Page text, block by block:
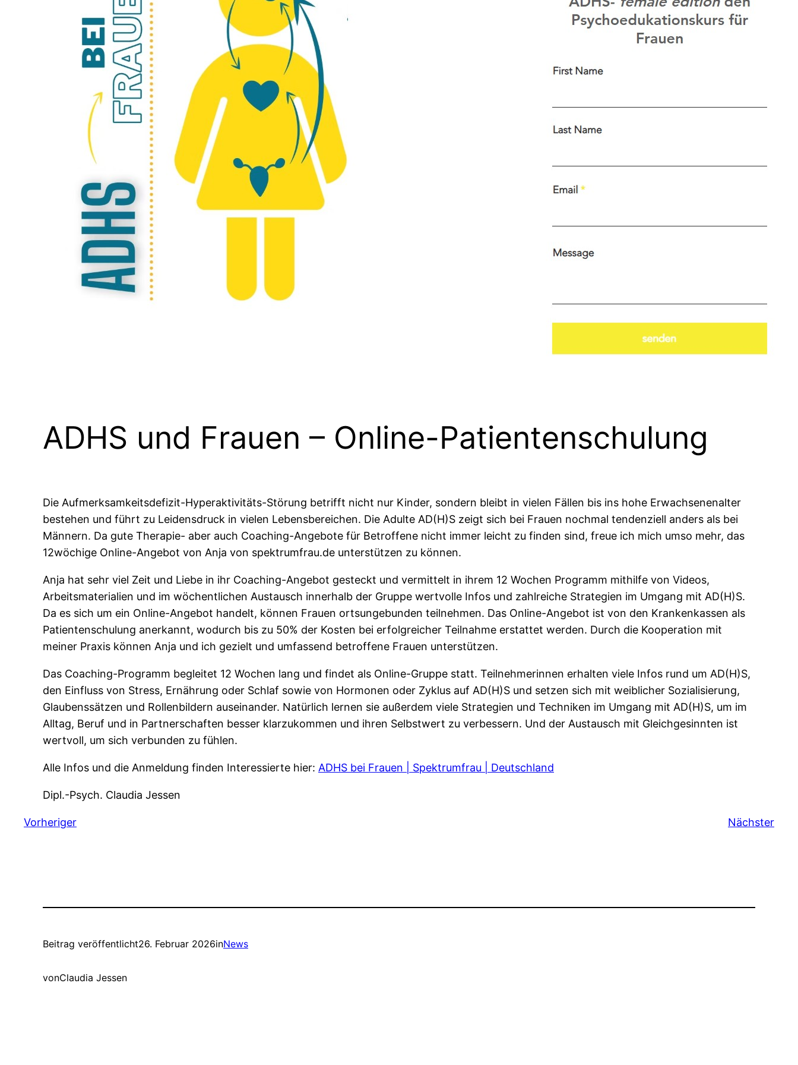
ADHS und Frauen – Online-Patientenschulung
Die Aufmerksamkeitsdefizit-Hyperaktivitäts-Störung betrifft nicht nur Kinder, sondern bleibt in vielen Fällen bis ins hohe Erwachsenenalter
bestehen und führt zu Leidensdruck in vielen Lebensbereichen. Die Adulte AD(H)S zeigt sich bei Frauen nochmal tendenziell anders als bei
Männern. Da gute Therapie- aber auch Coaching-Angebote für Betroffene nicht immer leicht zu finden sind, freue ich mich umso mehr, das
12wöchige Online-Angebot von Anja von spektrumfrau.de unterstützen zu können.
Anja hat sehr viel Zeit und Liebe in ihr Coaching-Angebot gesteckt und vermittelt in ihrem 12 Wochen Programm mithilfe von Videos,
Arbeitsmaterialien und im wöchentlichen Austausch innerhalb der Gruppe wertvolle Infos und zahlreiche Strategien im Umgang mit AD(H)S.
Da es sich um ein Online-Angebot handelt, können Frauen ortsungebunden teilnehmen. Das Online-Angebot ist von den Krankenkassen als
Patientenschulung anerkannt, wodurch bis zu 50% der Kosten bei erfolgreicher Teilnahme erstattet werden. Durch die Kooperation mit
meiner Praxis können Anja und ich gezielt und umfassend betroffene Frauen unterstützen.
Das Coaching-Programm begleitet 12 Wochen lang und findet als Online-Gruppe statt. Teilnehmerinnen erhalten viele Infos rund um AD(H)S,
den Einfluss von Stress, Ernährung oder Schlaf sowie von Hormonen oder Zyklus auf AD(H)S und setzen sich mit weiblicher Sozialisierung,
Glaubenssätzen und Rollenbildern auseinander. Natürlich lernen sie außerdem viele Strategien und Techniken im Umgang mit AD(H)S, um im
Alltag, Beruf und in Partnerschaften besser klarzukommen und ihren Selbstwert zu verbessern. Und der Austausch mit Gleichgesinnten ist
wertvoll, um sich verbunden zu fühlen.
Alle Infos und die Anmeldung finden Interessierte hier: ADHS bei Frauen | Spektrumfrau | Deutschland
Dipl.-Psych. Claudia Jessen
Vorheriger Nächster
Beitrag veröffentlicht26. Februar 2026inNews
vonClaudia Jessen